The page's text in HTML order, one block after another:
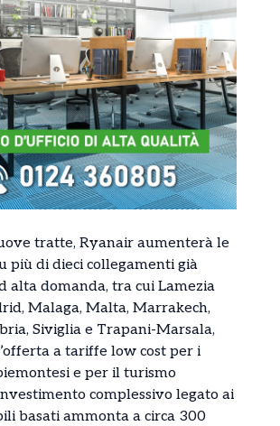
tratte, Ryanair aumenterà le
più di dieci collegamenti già
alta domanda, tra cui Lamezia
Malaga, Malta, Marrakech,
Siviglia e Trapani-Marsala,
a tariffe low cost per i
e per il turismo
complessivo legato ai
basati ammonta a circa 300